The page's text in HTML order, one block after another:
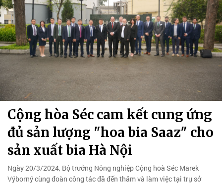
Cộng hòa Séc cam kết cung ứng
đủ sản lượng "hoa bia Saaz" cho
sản xuất bia Hà Nội
Ngày 20/3/2024, Bộ trưởng Nông nghiệp Cộng hoà Séc Marek
Výborný cùng đoàn công tác đã đến thăm và làm việc tại trụ sở